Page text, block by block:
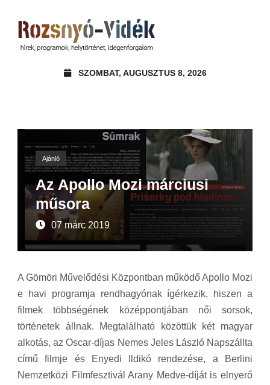
SZOMBAT, AUGUSZTUS 8, 2026
Ajánló
Az Apollo Mozi márciusi
műsora
07 márc 2019
A Gömöri Művelődési Központban működő Apollo Mozi
e havi programja rendhagyónak ígérkezik, hiszen a
filmek többségének középpontjában női sorsok,
történetek állnak. Megtalálható közöttük két magyar
alkotás, az Oscar-díjas Nemes Jeles László Napszállta
című filmje és Enyedi Ildikó rendezése, a Berlini
Nemzetközi Filmfesztivál Arany Medve-díját is elnyerő